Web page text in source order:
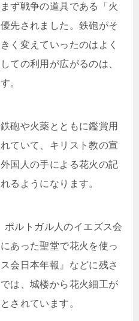
ず戦争の道具である「火
先されました。鉄砲がそ
く変えていったのはよく
ての利用が広がるのは、
。
砲や火薬とともに鑑賞用
ていて、キリスト教の宣
国人の手による花火の記
るようになります。
ルトガル人のイエズス会
あった聖堂で花火を使っ
会日本年報』などに残さ
は、城楼から花火細工が
されています。